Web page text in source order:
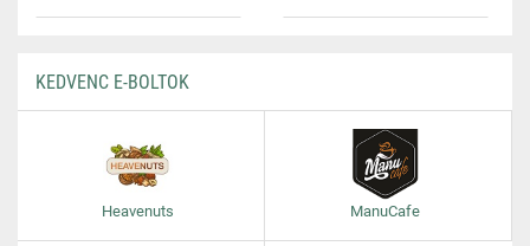
KEDVENC E-BOLTOK
Heavenuts ManuCafe